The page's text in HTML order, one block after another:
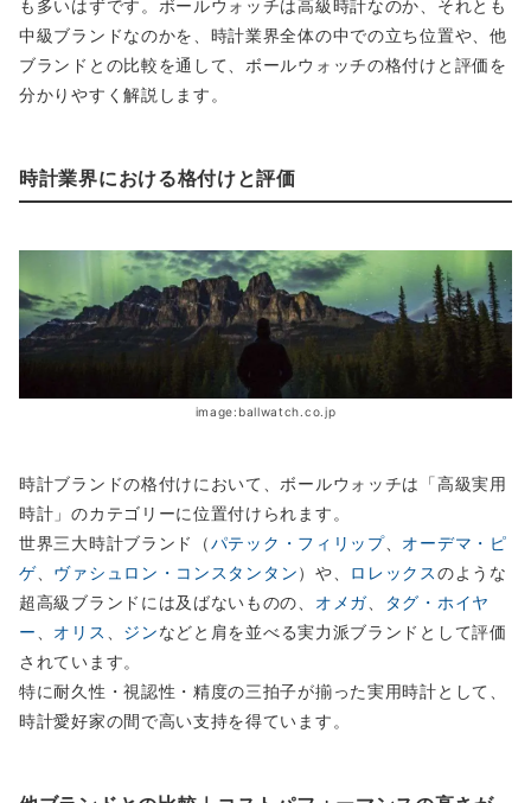
も多いはずです。ボールウォッチは高級時計なのか、それとも
中級ブランドなのかを、時計業界全体の中での立ち位置や、他
ブランドとの比較を通して、ボールウォッチの格付けと評価を
分かりやすく解説します。
時計業界における格付けと評価
image:ballwatch.co.jp
時計ブランドの格付けにおいて、ボールウォッチは「高級実用
時計」のカテゴリーに位置付けられます。
世界三大時計ブランド（パテック・フィリップ、 オーデマ・ピ
ゲ、 ヴァシュロン・コンスタンタン）や、 ロレックスのような
超高級ブランドには及ばないものの、 オメガ
タグ・ホイヤ
ー
オリス ジンなどと肩を並べる実力派ブランドとして評価
されています。
特に耐久性・視認性・精度の三拍子が揃った実用時計として、
時計愛好家の間で高い支持を得ています。